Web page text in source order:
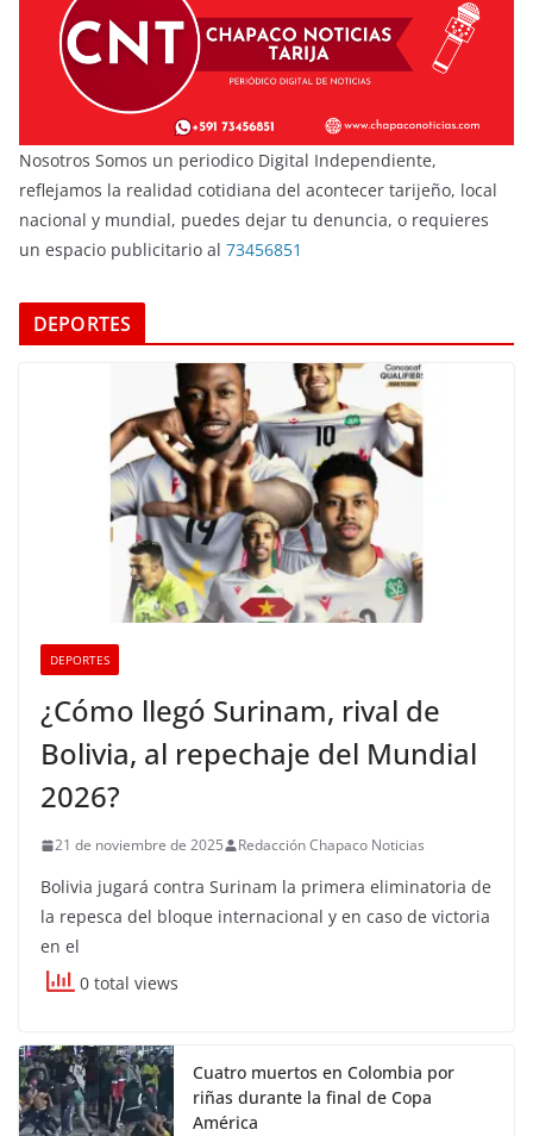
Nosotros Somos un periodico Digital Independiente,
reflejamos la realidad cotidiana del acontecer tarijeño, local
nacional y mundial, puedes dejar tu denuncia, o requieres
un espacio publicitario al 73456851
DEPORTES
DEPORTES
¿Cómo llegó Surinam, rival de
Bolivia, al repechaje del Mundial
2026?
21 de noviembre de 2025 Redacción Chapaco Noticias
Bolivia jugará contra Surinam la primera eliminatoria de
la repesca del bloque internacional y en caso de victoria
en el
0 total views
Cuatro muertos en Colombia por
riñas durante la final de Copa
América